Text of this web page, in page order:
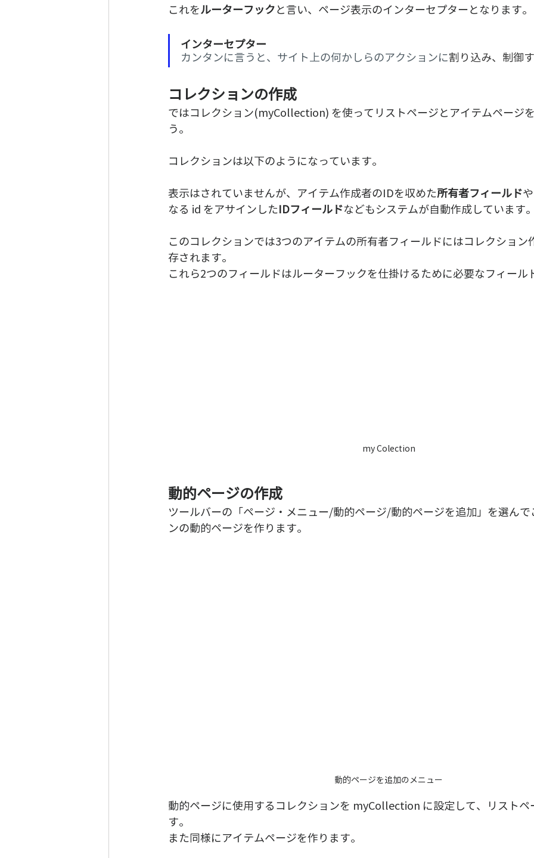
これを ルーターフック と言い、ページ表示のインターセプターとなります。
インターセプター
カンタンに言うと、サイト上の何かしらのアクションに割り込み、制御
コレクションの作成
ではコレクション(myCollection) を使ってリストページとアイテムページ
う。
コレクションは以下のようになっています。
表示はされていませんが、アイテム作成者のIDを収めた所有者フィールド
なる id をアサインした IDフィールドなどもシステムが自動作成しています。
このコレクションでは3つのアイテムの所有者フィールドにはコレクション
存されます。
これら2つのフィールドはルーターフックを仕掛けるために必要なフィール
my Colection
動的ページの作成
ツールバーの「ページ・メニュー/動的ページ/動的ページを追加」を選んで
ンの動的ページを作ります。
動的ページを追加のメニュー
動的ページに使用するコレクションを myCollection に設定して、リストペ
す。
また同様にアイテムページを作ります。